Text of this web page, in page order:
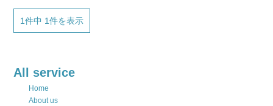
1件中 1件を表示
All service
Home
About us